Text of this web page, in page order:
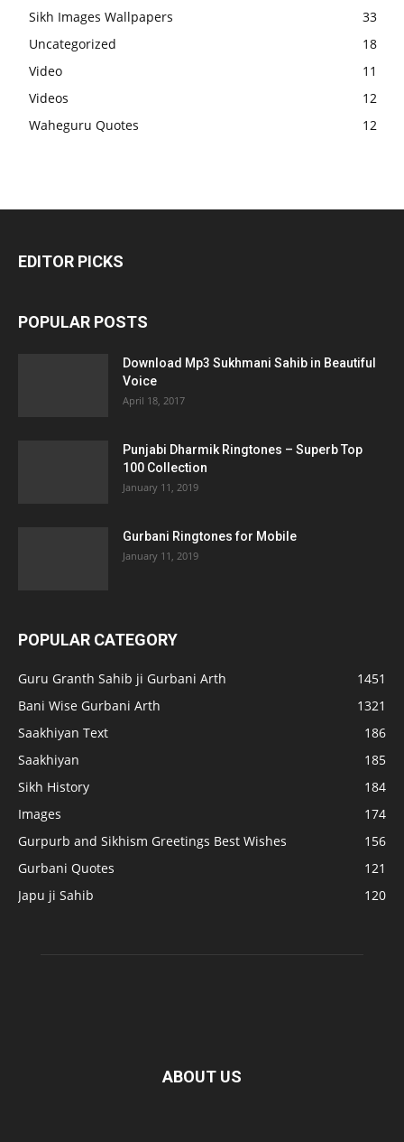
Sikh Images Wallpapers
33
Uncategorized
18
Video
11
Videos
12
Waheguru Quotes
12
EDITOR PICKS
POPULAR POSTS
Download Mp3 Sukhmani Sahib in Beautiful
Voice
April 18, 2017
Punjabi Dharmik Ringtones – Superb Top
100 Collection
January 11, 2019
Gurbani Ringtones for Mobile
January 11, 2019
POPULAR CATEGORY
Guru Granth Sahib ji Gurbani Arth
1451
Bani Wise Gurbani Arth
1321
Saakhiyan Text
186
Saakhiyan
185
Sikh History
184
Images
174
Gurpurb and Sikhism Greetings Best Wishes
156
Gurbani Quotes
121
Japu ji Sahib
120
ABOUT US